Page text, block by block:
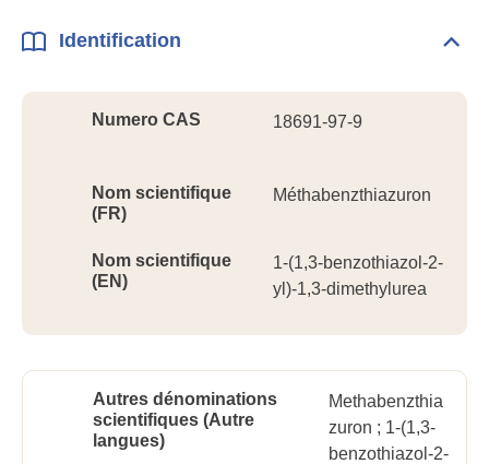
Identification
Numero CAS 18691-97-9
Nom scientifique
(FR)
Méthabenzthiazuron
Nom scientifique
(EN)
1-(1,3-benzothiazol-2-
yl)-1,3-dimethylurea
Autres dénominations
scientifiques (Autre
langues)
Methabenzthia
zuron ; 1-(1,3-
benzothiazol-2-